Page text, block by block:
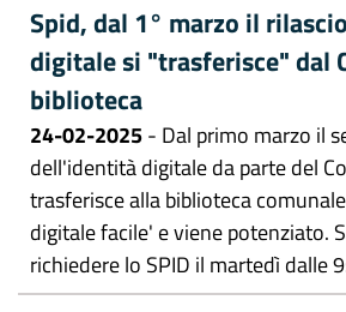
Spid, dal 1° marzo il
digitale si "trasferisce" dal
biblioteca
24-02-2025- Dal primo marzo il
dell'identità digitale da parte del
trasferisce alla biblioteca
digitale facile' e viene potenziato.
richiedere lo SPID il martedì dalle